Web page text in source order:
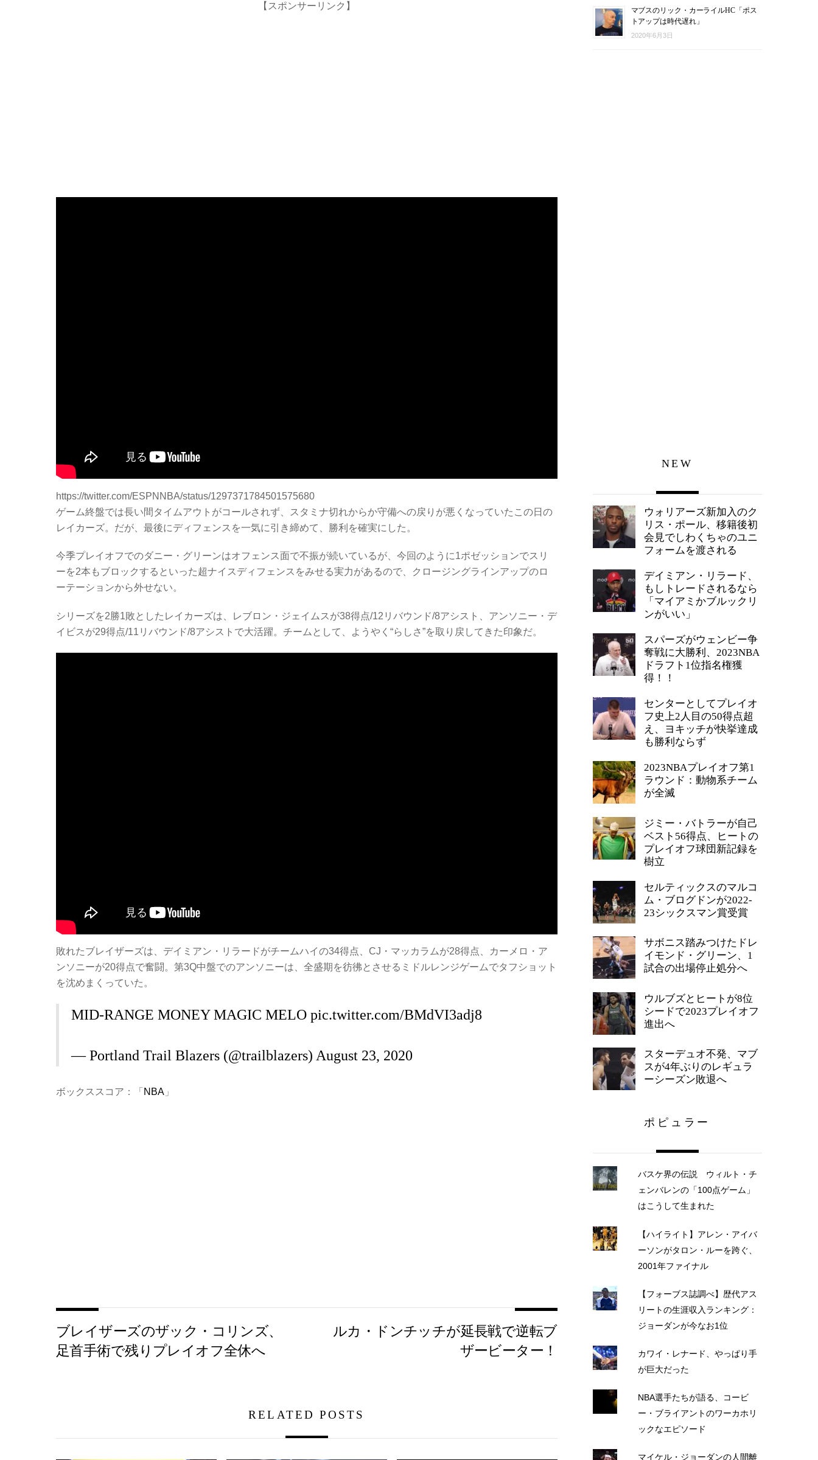
【スポンサーリンク】
https://twitter.com/ESPNNBA/status/1297371784501575680
ゲーム終盤では長い間タイムアウトがコールされず、スタミナ切れからか守備への戻りが悪くなっていたこの日の
レイカーズ。だが、最後にディフェンスを一気に引き締めて、勝利を確実にした。
今季プレイオフでのダニー・グリーンはオフェンス面で不振が続いているが、今回のように1ポゼッションでスリ
ーを2本もブロックするといった超ナイスディフェンスをみせる実力があるので、クロージングラインアップのロ
ーテーションから外せない。
シリーズを2勝1敗としたレイカーズは、レブロン・ジェイムスが38得点/12リバウンド/8アシスト、アンソニー・デ
イビスが29得点/11リバウンド/8アシストで大活躍。チームとして、ようやく“らしさ”を取り戻してきた印象だ。
敗れたブレイザーズは、デイミアン・リラードがチームハイの34得点、CJ・マッカラムが28得点、カーメロ・ア
ンソニーが20得点で奮闘。第3Q中盤でのアンソニーは、全盛期を彷彿とさせるミドルレンジゲームでタフショット
を沈めまくっていた。
MID-RANGE MONEY MAGIC MELOpic.twitter.com/BMdVI3adj8
— Portland Trail Blazers (@trailblazers) August 23, 2020
ボックススコア：「 NBA 」
ブレイザーズのザック・コリンズ、
足首手術で残りプレイオフ全休へ
ルカ・ドンチッチが延長戦で逆転ブ
ザービーター！
RELATED POSTS
マブスのリック・カーライルHC「ポス
トアップは時代遅れ」
2020年6月3日
NEW
ウォリアーズ新加入のク
リス・ポール、移籍後初
会見でしわくちゃのユニ
フォームを渡される
デイミアン・リラード、
もしトレードされるなら
「マイアミかブルックリ
ンがいい」
スパーズがウェンビー争
奪戦に大勝利、2023NBA
ドラフト1位指名権獲
得！！
センターとしてプレイオ
フ史上2人目の50得点超
え、ヨキッチが快挙達成
も勝利ならず
2023NBAプレイオフ第1
ラウンド：動物系チーム
が全滅
ジミー・バトラーが自己
ベスト56得点、ヒートの
プレイオフ球団新記録を
樹立
セルティックスのマルコ
ム・ブログドンが2022-
23シックスマン賞受賞
サボニス踏みつけたドレ
イモンド・グリーン、1
試合の出場停止処分へ
ウルブズとヒートが8位
シードで2023プレイオフ
進出へ
スターデュオ不発、マブ
スが4年ぶりのレギュラ
ーシーズン敗退へ
ポピュラー
バスケ界の伝説 ウィルト・チ
ェンバレンの「100点ゲーム」
はこうして生まれた
【ハイライト】アレン・アイバ
ーソンがタロン・ルーを跨ぐ、
2001年ファイナル
【フォーブス誌調べ】歴代アス
リートの生涯収入ランキング：
ジョーダンが今なお1位
カワイ・レナード、やっぱり手
が巨大だった
NBA選手たちが語る、コービ
ー・ブライアントのワーカホリ
ックなエピソード
マイケル・ジョーダンの人間離